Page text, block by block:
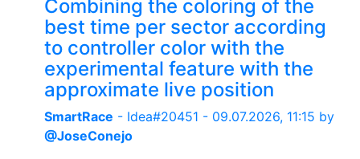
Combining the coloring of the
best time per sector according
to controller color with the
experimental feature with the
approximate live position
SmartRace - Idea#20451 - 09.07.2026, 11:15 by
@JoseConejo